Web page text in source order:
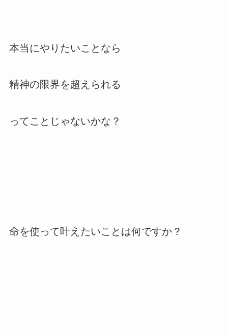
本当にやりたいことなら
精神の限界を超えられる
ってことじゃないかな？
命を使って叶えたいことは何ですか？